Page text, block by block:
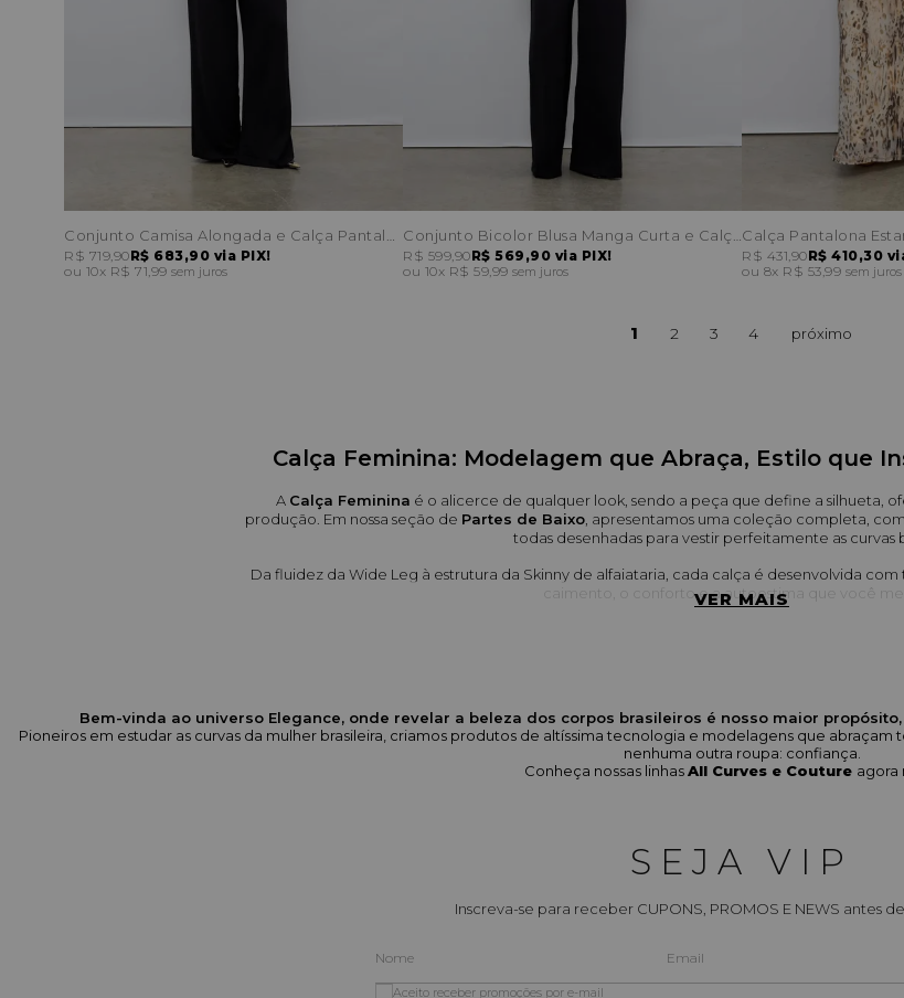
R$ 683,90 via PIX!
R$ 719,90
10x R$ 71,99 sem juros
R$ 569,90 via PIX!
R$ 599,90
10x R$ 59,99 sem juros
Calça Pantalona
R$ 410,30
R$ 431,90
8x R$ 53,99 sem juros
1 2 3 4
Calça Feminina: Modelagem que Abraça, Estilo que
A Calça Feminina é o alicerce de qualquer look, sendo a peça que define a silhueta,
produção. Em nossa seção de Partes de Baixo , apresentamos uma coleção completa,
todas desenhadas para vestir perfeitamente as curvas
Da fluidez da Wide Leg à estrutura da Skinny de alfaiataria, cada calça é desenvolvida
caimento, o conforto e a autoestima que você
Jeans Especializado: Modelos que variam do Jeans Premium Flare ao Jeans Wide Leg,
garantem conforto no quadril e cintura.
Cós transpassado, bolsos faca, nervuras frontais e
exclusivo à peça.
Tamanhos Inclusivos (38 ao 54): Nossas calças são desenvolvidas com a modelagem
perfeitamente as curvas brasileiras, proporcionando o máximo de conforto e valorização.
Por que escolher uma Calça Feminina da
VER MAIS
Bem-vinda ao universo Elegance, onde revelar a beleza dos corpos brasileiros é nosso maior
Pioneiros em estudar as curvas da mulher brasileira, criamos produtos de altíssima tecnologia e modelagens que
nenhuma outra roupa: confiança.
Conheça nossas linhasAll Curves e Couture agora
SEJA VIP
Inscreva-se para receber CUPONS, PROMOS E NEWS antes
Aceito receber promoções por e-mail